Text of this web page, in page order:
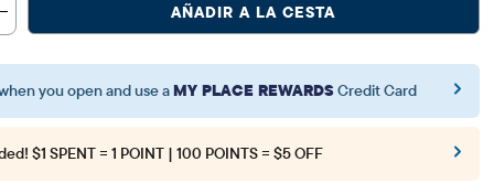
AÑADIR A LA CESTA
you open and use aMY PLACE REWARDSCredit Card
$1 SPENT = 1 POINT | 100 POINTS = $5 OFF